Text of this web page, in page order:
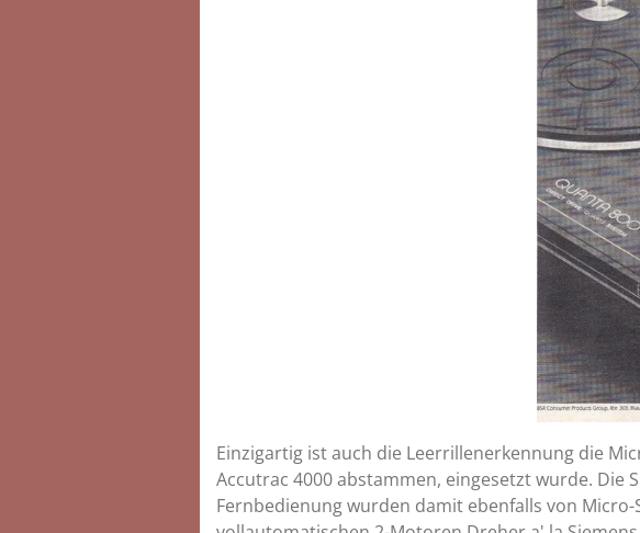
Einzigartig ist auch die Leerrillenerkennung die
Accutrac 4000 abstammen, eingesetzt wurde.
Fernbedienung wurden damit ebenfalls von